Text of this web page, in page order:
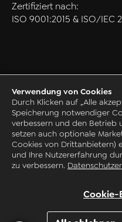
Zertifiziert nach:
ISO 9001:2015 & ISO/IEC
© 1993-2026 by CAQ AG
Grounding Page
Impressum
AGB
Datenschutz
Verwendung von Cookies
Durch Klicken auf „Alle
Speicherung notwendiger
verbessern und den Betrieb
setzen auch optionale
Cookies von Drittanbietern)
und Ihre Nutzererfahrung
zu verbessern.
Cookie-